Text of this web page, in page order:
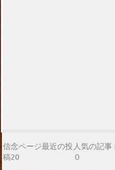
信念ページ最近の投
稿20
人気の記事
０